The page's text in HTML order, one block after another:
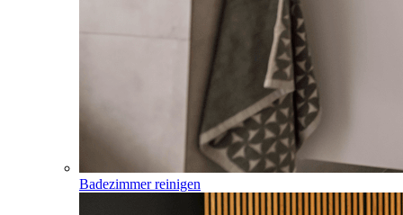
Badezimmer reinigen